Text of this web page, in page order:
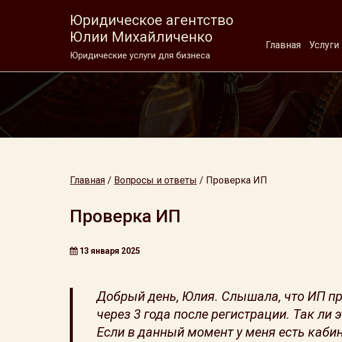
Юридическое агентство
Юлии Михайличенко
Юридические услуги для бизнеса
Главная Услуги
Главная / Вопросы и ответы / Проверка ИП
Проверка ИП
13 января 2025
Добрый день, Юлия. Слышала, что ИП
через 3 года после регистрации. Так ли
Если в данный момент у меня есть